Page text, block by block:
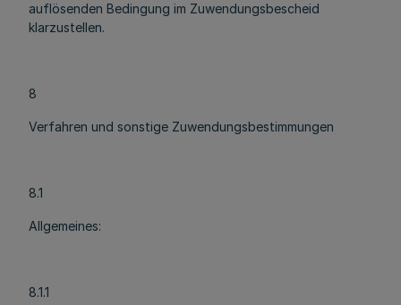
auflösenden Bedingung im Zuwendungsbescheid
klarzustellen.
8
Verfahren und sonstige Zuwendungsbestimmungen
8.1
Allgemeines:
8.1.1